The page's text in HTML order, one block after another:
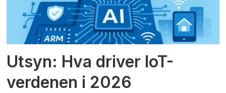
Utsyn: Hva driver IoT-
verdenen i 2026